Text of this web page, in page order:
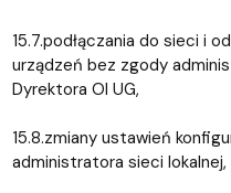
15.7.podłączania do sieci i
urządzeń bez zgody
Dyrektora OI UG,
15.8.zmiany ustawień
administratora sieci